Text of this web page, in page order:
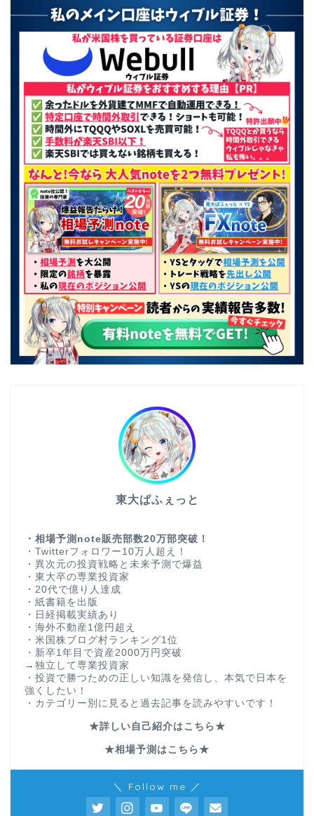
東大ぱふぇっと
・相場予測note販売部数20万部突破！
・Twitterフォロワー10万人超え！
・異次元の投資戦略と未来予測で爆益
・東大卒の専業投資家
・20代で億り人達成
・紙書籍を出版
・日経掲載実績あり
・海外不動産1億円超え
・米国株ブログ村ランキング1位
・新卒1年目で資産2000万円突破
→独立して専業投資家
・投資で勝つための正しい知識を発信し、本気で日本を
強くしたい！
・カテゴリー別に見ると過去記事を読みやすいです！
★詳しい自己紹介はこちら★
★相場予測はこちら★
＼ Follow me ／